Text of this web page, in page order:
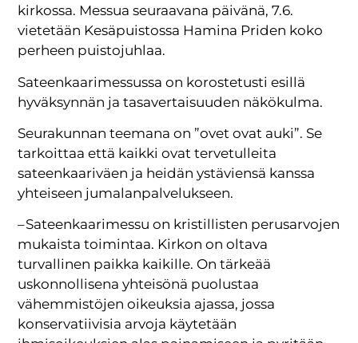
kirkossa. Messua seuraavana päivänä, 7.6.
vietetään Kesäpuistossa Hamina Priden koko
perheen puistojuhlaa.
Sateenkaarimessussa on korostetusti esillä
hyväksynnän ja tasavertaisuuden näkökulma.
Seurakunnan teemana on ”ovet ovat auki”. Se
tarkoittaa että kaikki ovat tervetulleita
sateenkaariväen ja heidän ystäviensä kanssa
yhteiseen jumalanpalvelukseen.
– Sateenkaarimessu on kristillisten perusarvojen
mukaista toimintaa. Kirkon on oltava
turvallinen paikka kaikille. On tärkeää
uskonnollisena yhteisönä puolustaa
vähemmistöjen oikeuksia ajassa, jossa
konservatiivisia arvoja käytetään